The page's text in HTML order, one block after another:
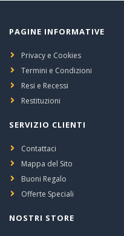
PAGINE INFORMATIVE
Privacy e Cookies
Termini e Condizioni
Resi e Recessi
Restituzioni
SERVIZIO CLIENTI
Contattaci
Mappa del Sito
Buoni Regalo
Offerte Speciali
NOSTRI STORE